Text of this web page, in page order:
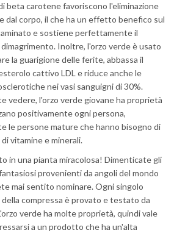
beta carotene favoriscono l'eliminazione
dal corpo, il che ha un effetto benefico sul
e sostiene perfettamente il
Inoltre, l'orzo verde è usato
la guarigione delle ferite, abbassa il
cattivo LDL e riduce anche le
nei vasi sanguigni di 30%.
vedere, l'orzo verde giovane ha proprietà
positivamente ogni persona,
le persone mature che hanno bisogno di
vitamine e minerali.
in una pianta miracolosa! Dimenticate gli
provenienti da angoli del mondo
mai sentito nominare. Ogni singolo
compressa è provato e testato da
verde ha molte proprietà, quindi vale
a un prodotto che ha un'alta